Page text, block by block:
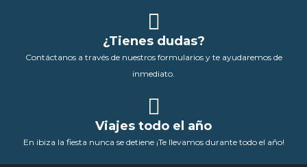
¿Tienes dudas?
Contáctanos a través de nuestros formularios y te ayudaremos de
inmediato.
Viajes todo el año
En ibiza la fiesta nunca se detiene ¡Te llevamos durante todo el año!